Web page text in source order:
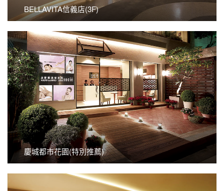
BELLAVITA信義店(3F)
慶城都市花園(特別推薦)
看更多
慶城都市花園(特別推薦)